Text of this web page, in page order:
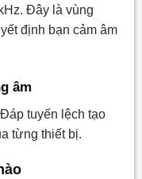
Đây là vùng
định bạn cảm âm
âm
tuyến lệch tạo
từng thiết bị.